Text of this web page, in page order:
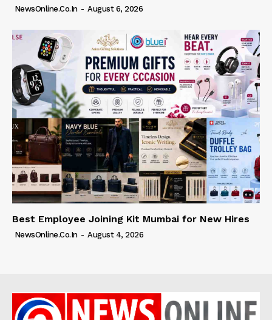
NewsOnline.co.in - August 6, 2026
Best Employee Joining Kit Mumbai for New Hires
NewsOnline.co.in - August 4, 2026